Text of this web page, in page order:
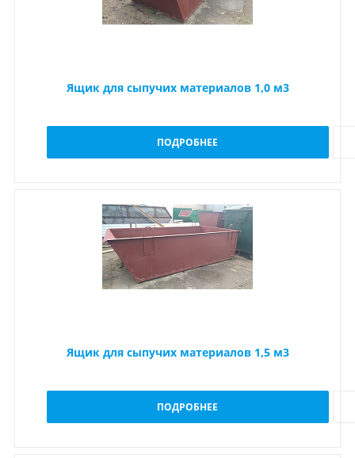
Ящик для сыпучих материалов 1,0 м3
ПОДРОБНЕЕ
Ящик для сыпучих материалов 1,5 м3
ПОДРОБНЕЕ